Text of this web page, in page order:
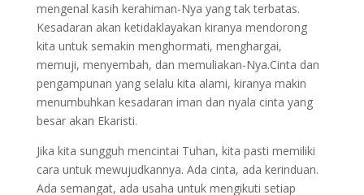
mengenal kasih kerahiman-Nya yang tak terbatas.
Kesadaran akan ketidaklayakan kiranya mendorong
kita untuk semakin menghormati, menghargai,
memuji, menyembah, dan memuliakan-Nya.Cinta dan
pengampunan yang selalu kita alami, kiranya makin
menumbuhkan kesadaran iman dan nyala cinta yang
besar akan Ekaristi.
Jika kita sungguh mencintai Tuhan, kita pasti memiliki
cara untuk mewujudkannya. Ada cinta, ada kerinduan.
Ada semangat, ada usaha untuk mengikuti setiap